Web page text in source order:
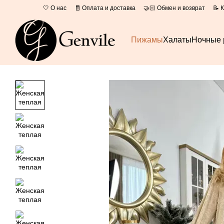
Перейти к основному контенту
🤍 О нас 🧾 Оплата и доставка 🤝🏻 Обмен и возврат
📝
ПижамыХалатыНочные